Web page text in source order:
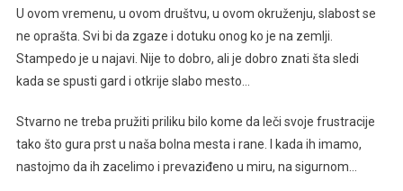
U ovom vremenu, u ovom društvu, u ovom okruženju, slabost se
ne oprašta. Svi bi da zgaze i dotuku onog ko je na zemlji.
Stampedo je u najavi. Nije to dobro, ali je dobro znati šta sledi
kada se spusti gard i otkrije slabo mesto…
Stvarno ne treba pružiti priliku bilo kome da leči svoje frustracije
tako što gura prst u naša bolna mesta i rane. I kada ih imamo,
nastojmo da ih zacelimo i prevaziđeno u miru, na sigurnom…